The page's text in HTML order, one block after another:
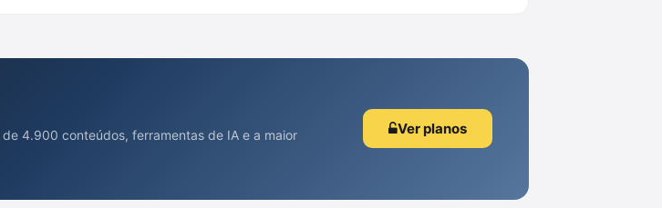
4.900 conteúdos, ferramentas de IA e a maior
Ver planos